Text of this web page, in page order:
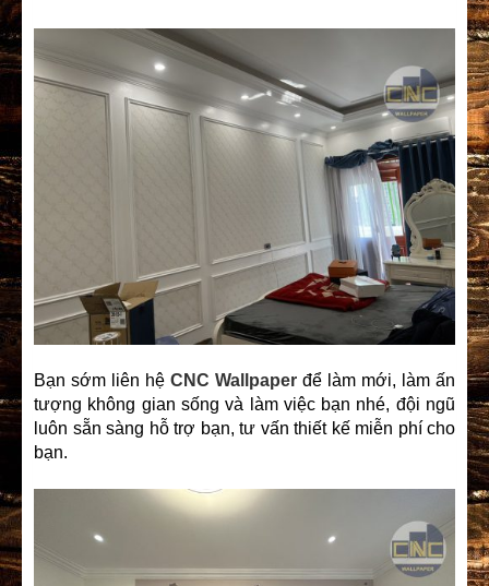
Bạn sớm liên hệ CNC Wallpaper để làm mới, làm ấn
tượng không gian sống và làm việc bạn nhé, đội ngũ
luôn sẵn sàng hỗ trợ bạn, tư vấn thiết kế miễn phí cho
bạn.